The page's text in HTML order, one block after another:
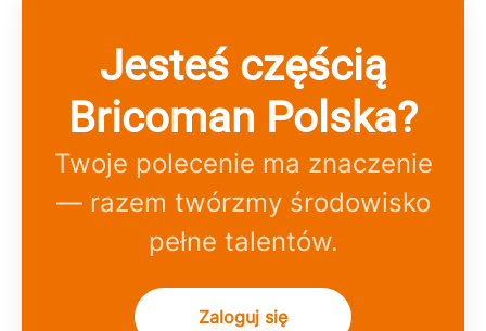
Jesteś częścią
Bricoman Polska?
Twoje polecenie ma znaczenie
— razem twórzmy środowisko
pełne talentów.
Zaloguj się